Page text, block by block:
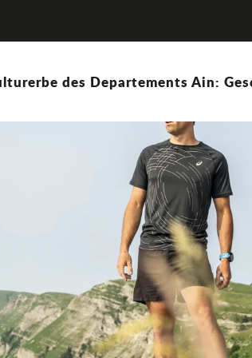
des Departements Ain: